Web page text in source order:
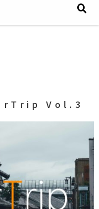
Vol.3